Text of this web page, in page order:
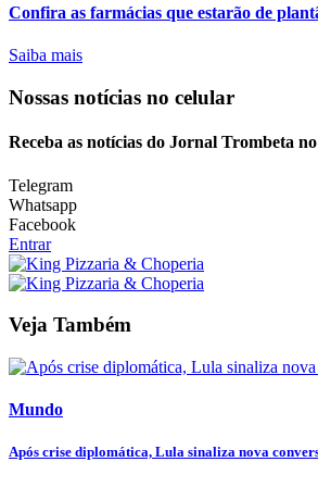
Confira as farmácias que estarão de
Saiba mais
Nossas notícias no celular
Receba as notícias do Jornal Trombeta
Telegram
Whatsapp
Facebook
Entrar
Veja Também
Mundo
Após crise diplomática, Lula sinaliza nova